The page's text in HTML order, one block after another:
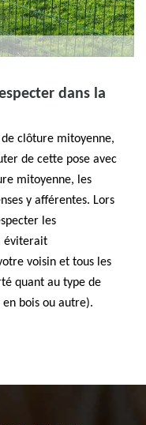
dans la
de clôture mitoyenne,
de cette pose avec
mitoyenne, les
y afférentes. Lors
les
éviterait
voisin et tous les
quant au type de
bois ou autre).